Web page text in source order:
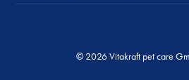
© 2026 Vitakraft pet care